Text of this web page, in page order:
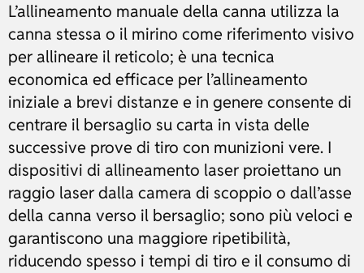
L’allineamento manuale della canna utilizza la
canna stessa o il mirino come riferimento visivo
per allineare il reticolo; è una tecnica
economica ed efficace per l’allineamento
iniziale a brevi distanze e in genere consente di
centrare il bersaglio su carta in vista delle
successive prove di tiro con munizioni vere. I
dispositivi di allineamento laser proiettano un
raggio laser dalla camera di scoppio o dall’asse
della canna verso il bersaglio; sono più veloci e
garantiscono una maggiore ripetibilità,
riducendo spesso i tempi di tiro e il consumo di